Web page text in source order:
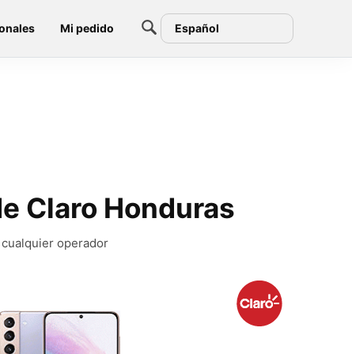
Mi pedido Español
Claro Honduras
operador